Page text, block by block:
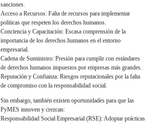
sanciones.
Acceso a Recursos: Falta de recursos para implementar
políticas que respeten los derechos humanos.
Conciencia y Capacitación: Escasa comprensión de la
importancia de los derechos humanos en el entorno
empresarial.
Cadena de Suministro: Presión para cumplir con estándares
de derechos humanos impuestos por empresas más grandes.
Reputación y Confianza: Riesgos reputacionales por la falta
de compromiso con la responsabilidad social.
Sin embargo, también existen oportunidades para que las
PyMES innoven y crezcan:
Responsabilidad Social Empresarial (RSE): Adoptar prácticas